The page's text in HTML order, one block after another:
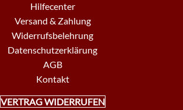
Hilfecenter
Versand & Zahlung
Widerrufsbelehrung
Datenschutzerklärung
AGB
Kontakt
VERTRAG WIDERRUFEN